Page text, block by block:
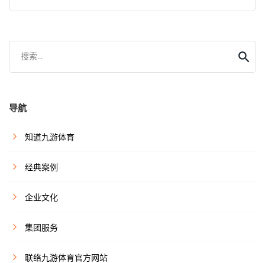
搜索...
导航
知道九游体育
经典案例
企业文化
集团服务
联络九游体育官方网站